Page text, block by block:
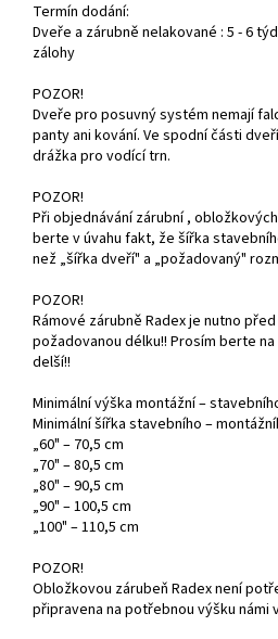
Termín dodání:
Dveře a zárubně nelakované : 5 - 6
zálohy
POZOR!
Dveře pro posuvný systém nemají
panty ani kování. Ve spodní části
drážka pro vodící trn.
POZOR!
Při objednávání zárubní ,
berte v úvahu fakt, že šířka
než „šířka dveří" a „požadovaný"
POZOR!
Rámové zárubně Radex je nutno
požadovanou délku!! Prosím berte
delší!!
Minimální výška montážní –
Minimální šířka stavebního –
„60" – 70,5 cm
„70" – 80,5 cm
„80" – 90,5 cm
„90" – 100,5 cm
„100" – 110,5 cm
POZOR!
Obložkovou zárubeň Radex není
připravena na potřebnou výšku námi